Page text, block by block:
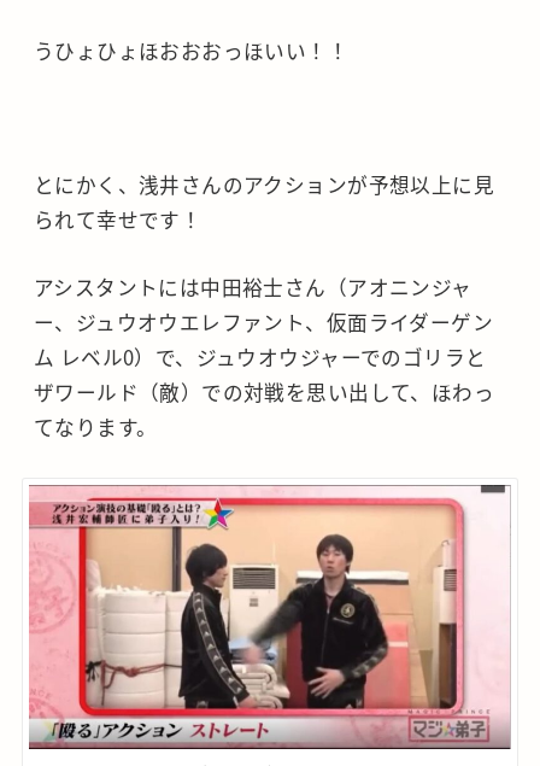
うひょひょほおおおっほいい！！
とにかく、浅井さんのアクションが予想以上に見
られて幸せです！
アシスタントには中田裕士さん（アオニンジャ
ー、ジュウオウエレファント、仮面ライダーゲン
ム レベル0）で、ジュウオウジャーでのゴリラと
ザワールド（敵）での対戦を思い出して、ほわっ
てなります。